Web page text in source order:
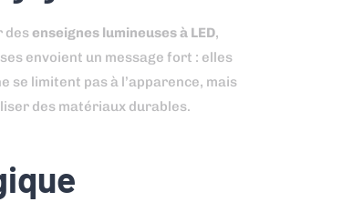
desenseignes lumineuses à LED,
envoient un message fort : elles
se limitent pas à l’apparence, mais
des matériaux durables.